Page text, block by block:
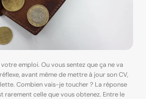
emploi. Ou vous sentez que ça ne va
avant même de mettre à jour son CV,
Combien vais-je toucher ? La réponse
rarement celle que vous obtenez. Entre le